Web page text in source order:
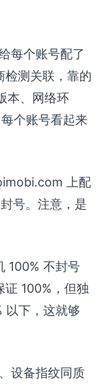
每个账号配了
检测关联，靠的
本、网络环
个账号看起来
上配
号。注意，是
100% 不封号
证 100%，但独
以下，这就够
设备指纹同质